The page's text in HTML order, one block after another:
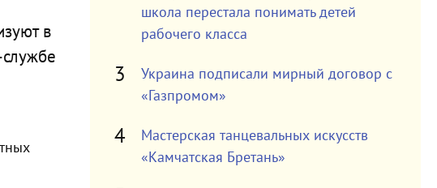
в
школа перестала понимать детей
рабочего класса
Украина подписали мирный договор с
«Газпромом»
Мастерская танцевальных искусств
«Камчатская Бретань»